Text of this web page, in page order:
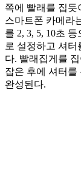
쪽에 빨래를 집듯
스마트폰 카메라
를 2, 3, 5, 10초
로 설정하고 셔터
다. 빨래집게를
잡은 후에 셔터를
완성된다.